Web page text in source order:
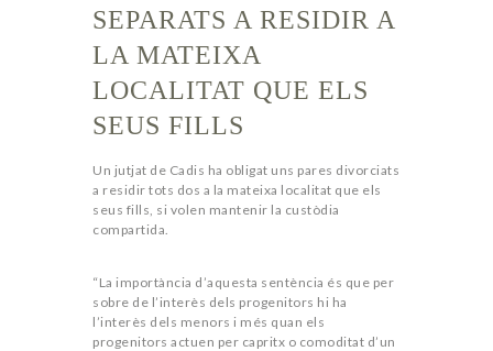
SEPARATS A RESIDIR A
LA MATEIXA
LOCALITAT QUE ELS
SEUS FILLS
Un jutjat de Cadis ha obligat uns pares divorciats
a residir tots dos a la mateixa localitat que els
seus fills, si volen mantenir la custòdia
compartida.
“La importància d’aquesta sentència és que per
sobre de l’interès dels progenitors hi ha
l’interès dels menors i més quan els
progenitors actuen per capritx o comoditat d’un